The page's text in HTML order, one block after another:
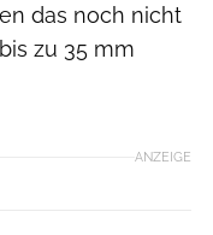
das noch nicht
zu 35 mm
ANZEIGE